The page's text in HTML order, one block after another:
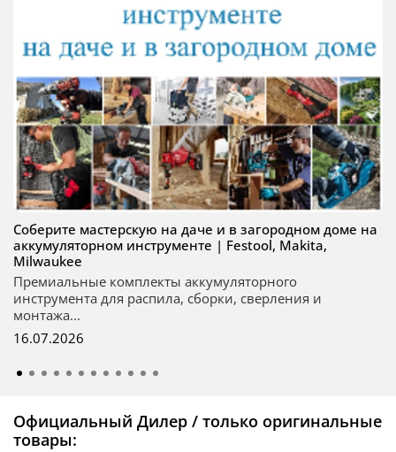
Соберите мастерскую на даче и в загородном доме на
аккумуляторном инструменте | Festool, Makita,
Milwaukee
Премиальные комплекты аккумуляторного
инструмента для распила, сборки, сверления и
монтажа...
16.07.2026
Официальный Дилер / только оригинальные
товары: